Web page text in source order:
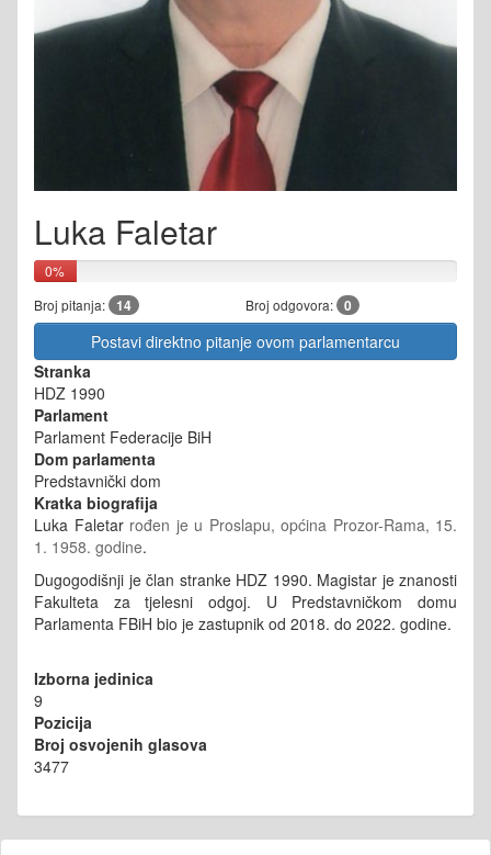
Luka Faletar
0%
Broj pitanja: 14 Broj odgovora: 0
Postavi direktno pitanje ovom parlamentarcu
Stranka
HDZ 1990
Parlament
Parlament Federacije BiH
Dom parlamenta
Predstavnički dom
Kratka biografija
Luka Faletar rođen je u Proslapu, općina Prozor-Rama, 15.
1. 1958. godine.
Dugogodišnji je član stranke HDZ 1990. Magistar je znanosti
Fakulteta za tjelesni odgoj. U Predstavničkom domu
Parlamenta FBiH bio je zastupnik od 2018. do 2022. godine.
Izborna jedinica
9
Pozicija
Broj osvojenih glasova
3477